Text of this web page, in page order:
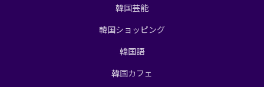
韓国芸能
韓国ショッピング
韓国語
韓国カフェ